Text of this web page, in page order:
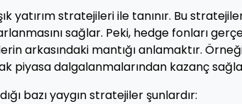
yatırım stratejileri ile tanınır. Bu
sağlar. Peki, hedge fonları
arkasındaki mantığı anlamaktır.
piyasa dalgalanmalarından kazanç
bazı yaygın stratejiler şunlardır: